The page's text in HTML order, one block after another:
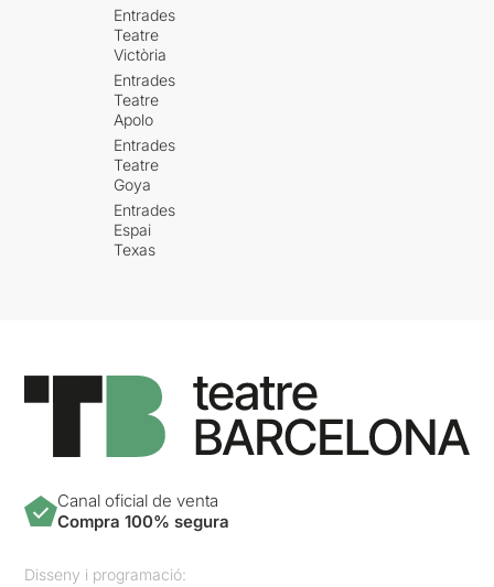
Entrades
Teatre
Victòria
Entrades
Teatre
Apolo
Entrades
Teatre
Goya
Entrades
Espai
Texas
Canal oficial de venta
Compra 100% segura
Disseny i programació: